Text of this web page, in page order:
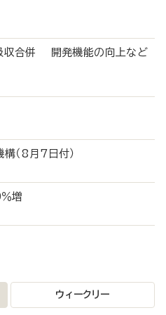
収合併 開発機能の向上など
機構（8月7日付）
％増
ウィークリー